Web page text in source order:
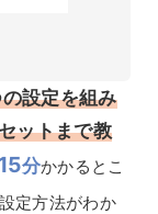
設定を組み
ットまで教
15分かかるとこ
定方法がわか